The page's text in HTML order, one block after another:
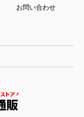
お問い合わせ